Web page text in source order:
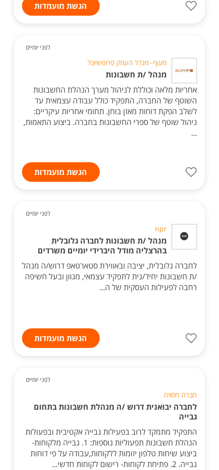
הגשת מועמדות
לפני יומיים
מעוף- מגדל העמק פרופשיונל
מנהל /ת חשבונות
אחריות מלאה וכוללת לניהול מערך הנהלת החשבונות
השוטף של החברה, התפקיד כולל עבודה עצמאית עד
לשלב הפקת דוחות מאזן בוחן. תחומי אחריות עיקריים:
ניהול שוטף של ספרי החשבונות בחברה. ביצוע התאמות,
...
הגשת מועמדות
לפני יומיים
npr
מנהל /ת חשבונות לחברה גלובלית
בהרצליה מודל היברידי יומיים משרדים
לחברה גלובלית, יציבה ובאווירת סטארטאפ דרוש/ה מנהל
/ת חשבונות יחיד/נית לתפקיד עצמאי, מגוון ובעל חשיפה
רחבה לפעילות העסקית של ה...
הגשת מועמדות
לפני יומיים
חברה חסויה
לחברה יבואנית דרוש /ה מנהלת חשבונות בתחום
גבייה
התפקיד מתמקד לרוב בפעילות גבייה אקטיבית ובפעולות
הנהלת חשבונות תפעוליות נוספות: 1. גבייה מלקוחות-
ביצוע שיחות טלפון יזומות ללקוחות,עבודה על פי דוחות
גבייה. 2. פתיחת לקוחות- רישום לקוחות חדשי...